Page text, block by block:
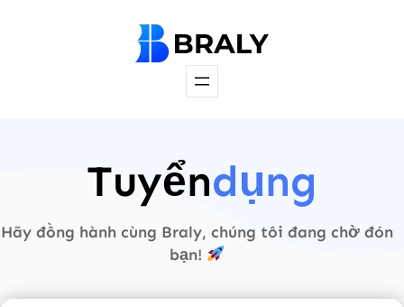
Tuyểndụng
Hãy đồng hành cùng Braly, chúng tôi đang chờ đón
bạn!